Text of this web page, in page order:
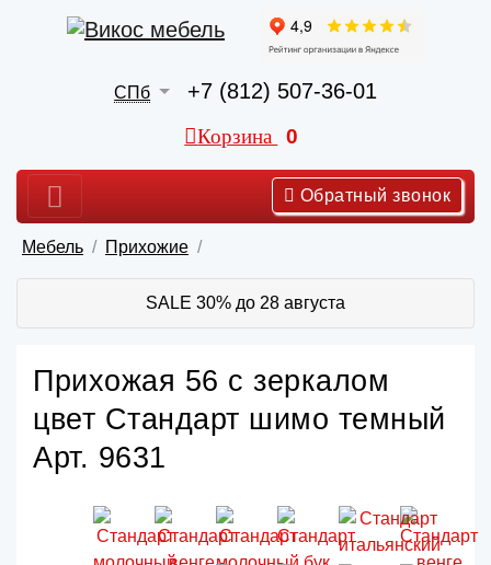
СПб +7 (812) 507-36-01
Корзина 0
Обратный звонок
Мебель Прихожие
SALE 30% до 28 августа
Прихожая 56 с зеркалом
цвет Стандарт шимо темный
Арт. 9631